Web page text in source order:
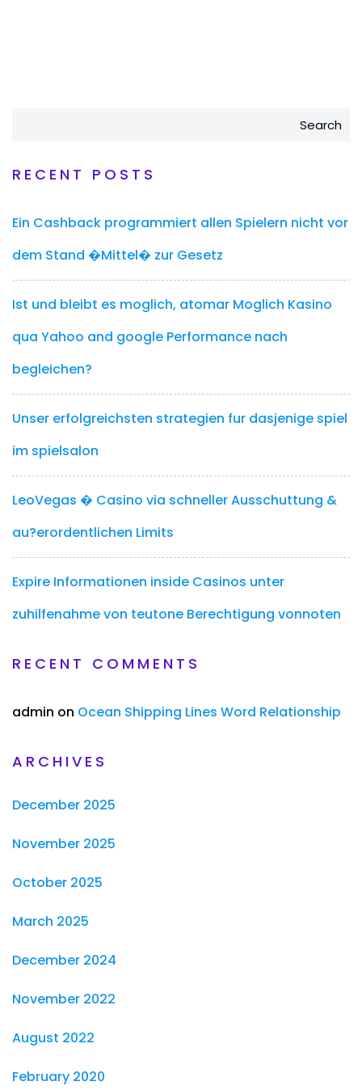
Search
RECENT POSTS
Ein Cashback programmiert allen Spielern nicht vor
dem Stand �Mittel� zur Gesetz
Ist und bleibt es moglich, atomar Moglich Kasino
qua Yahoo and google Performance nach
begleichen?
Unser erfolgreichsten strategien fur dasjenige spiel
im spielsalon
LeoVegas � Casino via schneller Ausschuttung &
au?erordentlichen Limits
Expire Informationen inside Casinos unter
zuhilfenahme von teutone Berechtigung vonnoten
RECENT COMMENTS
admin on Ocean Shipping Lines Word Relationship
ARCHIVES
December 2025
November 2025
October 2025
March 2025
December 2024
November 2022
August 2022
February 2020